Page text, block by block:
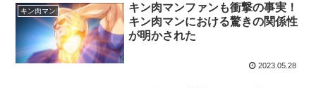
キン肉マン
キン肉マンファンも衝撃の事実！
キン肉マンにおける驚きの関係性
が明かされた
2023.05.28